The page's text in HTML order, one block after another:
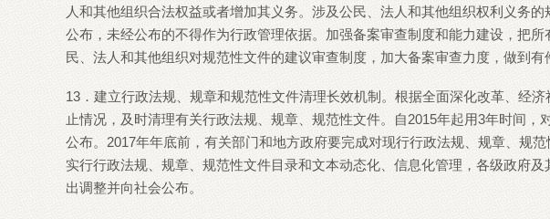
人和其他组织合法权益或者增加其义务。涉及公民、法人和其他组织权利义务
公布，未经公布的不得作为行政管理依据。加强备案审查制度和能力建设，把
民、法人和其他组织对规范性文件的建议审查制度，加大备案审查力度，做到有
13．建立行政法规、规章和规范性文件清理长效机制。根据全面深化改革、经
止情况，及时清理有关行政法规、规章、规范性文件。自2015年起用3年时间，
公布。2017年年底前，有关部门和地方政府要完成对现行行政法规、规章、规
实行行政法规、规章、规范性文件目录和文本动态化、信息化管理，各级政府
出调整并向社会公布。